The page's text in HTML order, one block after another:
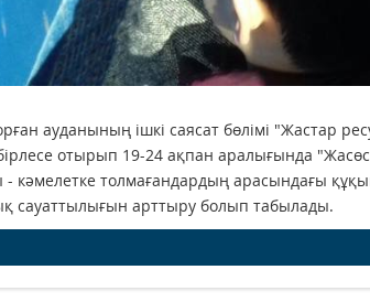
ауданының ішкі саясат бөлімі "Жастар
отырып 19-24 ақпан аралығында
- кәмелетке толмағандардың арасындағы
сауаттылығын арттыру болып табылады.